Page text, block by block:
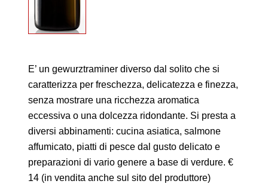
E’ un gewurztraminer diverso dal solito che si
caratterizza per freschezza, delicatezza e finezza,
senza mostrare una ricchezza aromatica
eccessiva o una dolcezza ridondante. Si presta a
diversi abbinamenti: cucina asiatica, salmone
affumicato, piatti di pesce dal gusto delicato e
preparazioni di vario genere a base di verdure. €
14 (in vendita anche sul sito del produttore)